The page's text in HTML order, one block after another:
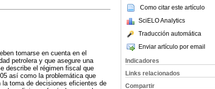
Como citar este artículo
SciELO Analytics
Traducción automática
Enviar artículo por email
Indicadores
Links relacionados
Compartir
tomarse en cuenta en el
petrolera y que asegure una
describe el régimen fiscal que
así como la problemática que
toma de decisiones eficientes de